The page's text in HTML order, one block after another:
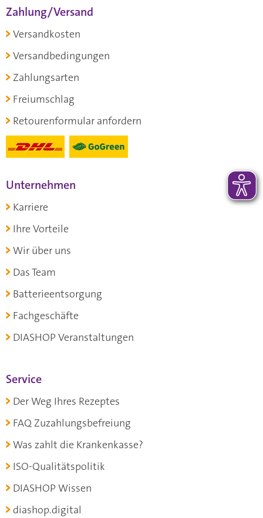
Zahlung/Versand
Versandkosten
Versandbedingungen
Zahlungsarten
Freiumschlag
Retourenformular anfordern
Unternehmen
Karriere
Ihre Vorteile
Wir über uns
Das Team
Batterieentsorgung
Fachgeschäfte
DIASHOP Veranstaltungen
Service
Der Weg Ihres Rezeptes
FAQ Zuzahlungsbefreiung
Was zahlt die Krankenkasse?
ISO-Qualitätspolitik
DIASHOP Wissen
diashop.digital